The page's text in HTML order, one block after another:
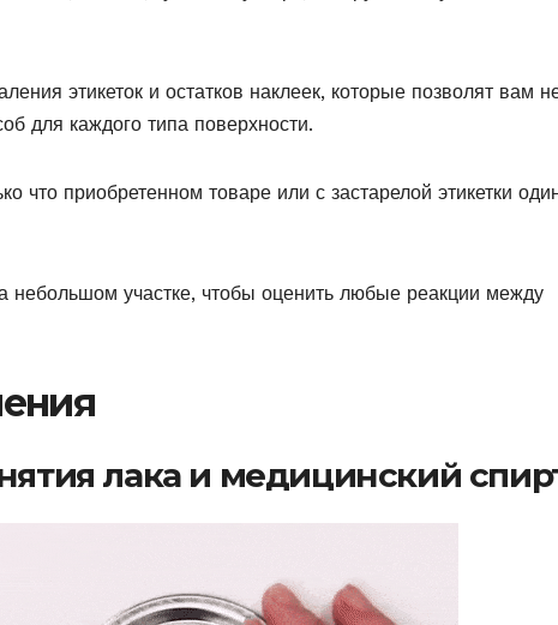
этикеток и остатков наклеек, которые позволят вам
для каждого типа поверхности.
что приобретенном товаре или с застарелой этикетки
небольшом участке, чтобы оценить любые реакции между
лака и медицинский